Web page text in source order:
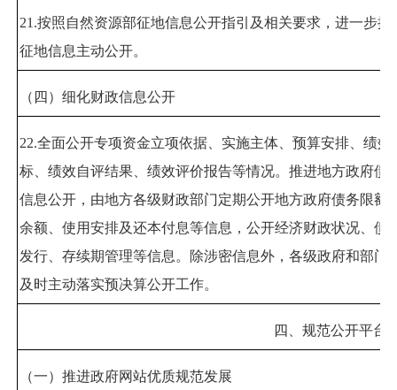
21.按照自然资源部征地信息公开指引及相关要求，进一步推
征地信息主动公开。
（四）细化财政信息公开
22.全面公开专项资金立项依据、实施主体、预算安排、绩效
标、绩效自评结果、绩效评价报告等情况。推进地方政府债
信息公开，由地方各级财政部门定期公开地方政府债务限额
余额、使用安排及还本付息等信息，公开经济财政状况、债
发行、存续期管理等信息。除涉密信息外，各级政府和部门
及时主动落实预决算公开工作。
四、规范公开平台
（一）推进政府网站优质规范发展